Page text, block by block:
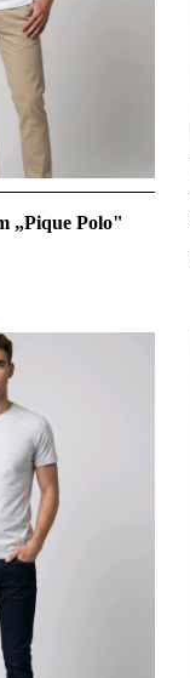
„Pique Polo"